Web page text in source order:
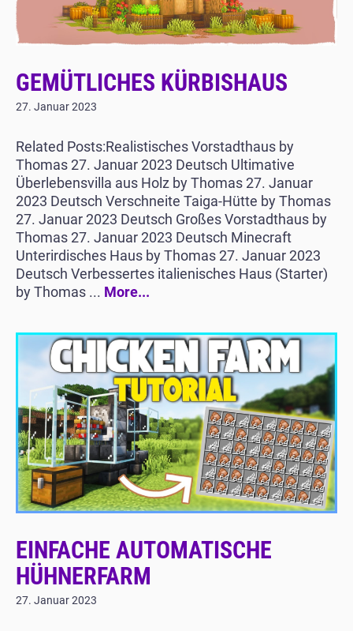
GEMÜTLICHES KÜRBISHAUS
27. Januar 2023
Related Posts:Realistisches Vorstadthaus by
Thomas 27. Januar 2023 Deutsch Ultimative
Überlebensvilla aus Holz by Thomas 27. Januar
2023 Deutsch Verschneite Taiga-Hütte by Thomas
27. Januar 2023 Deutsch Großes Vorstadthaus by
Thomas 27. Januar 2023 Deutsch Minecraft
Unterirdisches Haus by Thomas 27. Januar 2023
Deutsch Verbessertes italienisches Haus (Starter)
by Thomas ... More...
EINFACHE AUTOMATISCHE
HÜHNERFARM
27. Januar 2023